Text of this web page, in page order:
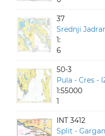
37
Srednji
1:
6
50-3
Pula - Cres -
1:55000
1
INT 3412
Split -